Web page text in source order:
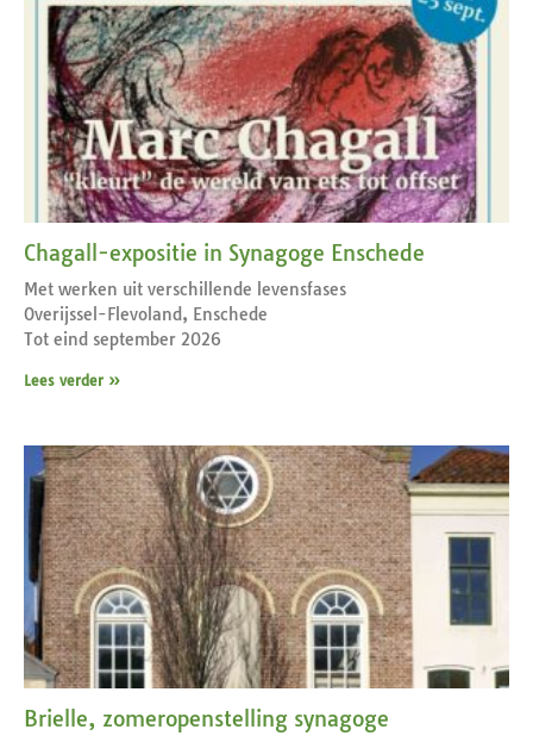
Chagall-expositie in Synagoge Enschede
Met werken uit verschillende levensfases
Overijssel-Flevoland, Enschede
Tot eind september 2026
Lees verder »
Brielle, zomeropenstelling synagoge